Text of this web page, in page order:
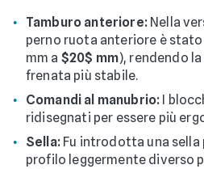
Tamburo anteriore:Nella
perno ruota anteriore è
mm a $20$ mm), rendendo
frenata più stabile.
Comandi al manubrio: I
ridisegnati per essere più
Sella:Fu introdotta una sella
profilo leggermente diverso